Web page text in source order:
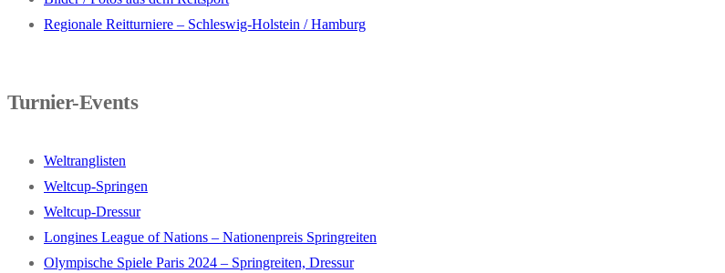
Regionale Reitturniere – Schleswig-Holstein / Hamburg
Turnier-Events
Weltranglisten
Weltcup-Springen
Weltcup-Dressur
Longines League of Nations – Nationenpreis Springreiten
Olympische Spiele Paris 2024 – Springreiten, Dressur